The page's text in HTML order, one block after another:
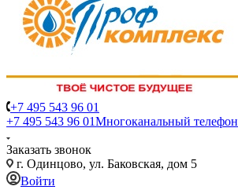
+7 495 543 96 01
+7 495 543 96 01Многоканальный телефон
Заказать звонок
г. Одинцово, ул. Баковская, дом 5
Войти